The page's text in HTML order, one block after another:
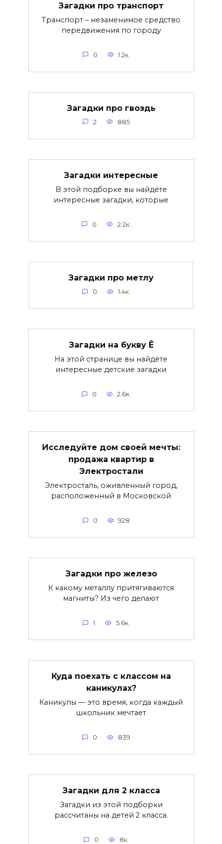
Загадки про транспорт
Транспорт – незаменимое средство
передвижения по городу
0 1.2к.
Загадки про гвоздь
2 885
Загадки интересные
В этой подборке вы найдёте
интересные загадки, которые
0 2.2к.
Загадки про метлу
0 1.4к.
Загадки на букву Ё
На этой странице вы найдёте
интересные детские загадки
0 2.6к.
Исследуйте дом своей мечты:
продажа квартир в
Электростали
Электросталь, оживленный город,
расположенный в Московской
0 928
Загадки про железо
К какому металлу притягиваются
магниты? Из чего делают
1 5.6к.
Куда поехать с классом на
каникулах?
Каникулы — это время, когда каждый
школьник мечтает
0 839
Загадки для 2 класса
Загадки из этой подборки
рассчитаны на детей 2 класса.
0 8к.